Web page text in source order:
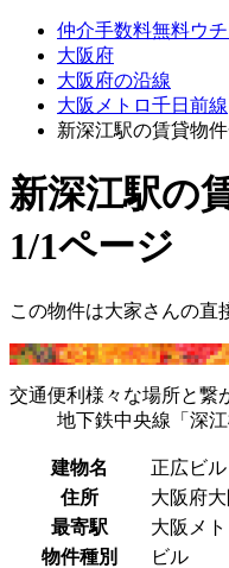
仲介手数料無料ウ
大阪府
大阪府の沿線
大阪メトロ千日前線
新深江駅の賃貸物
新深江駅の
1/1ページ
この物件は大家さんの直
交通便利様々な場所と繋
地下鉄中央線「深
建物名
正広ビル
住所
大阪府
最寄駅
大阪メ
物件種別
ビル